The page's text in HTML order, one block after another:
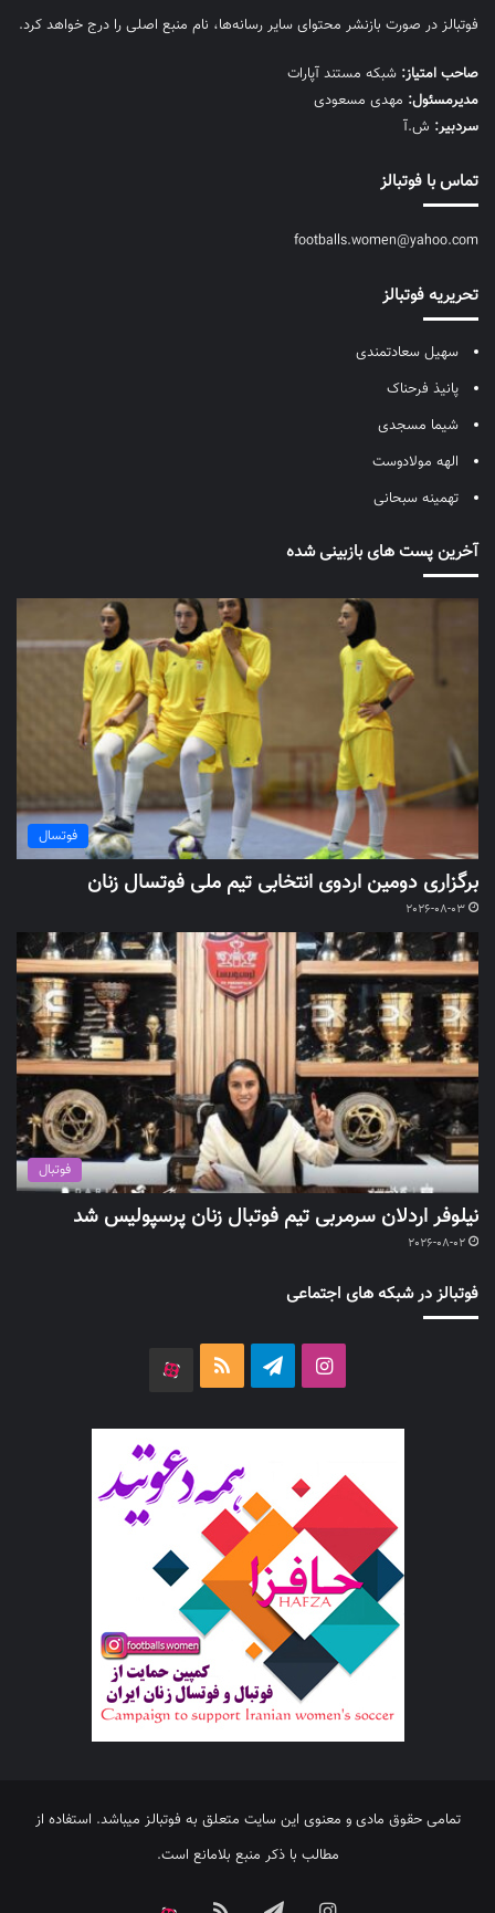
فوتبالز در صورت بازنشر محتوای سایر رسانه‌ها، نام منبع اصلی را درج خواهد کرد.
صاحب امتیاز: شبکه مستند آپارات
مديرمسئول: مهدی مسعودی
سردبیر: ش.آ
تماس با فوتبالز
footballs.women@yahoo.com
تحریریه فوتبالز
سهیل سعادتمندی
پانیذ فرحناک
شیما مسجدی
الهه مولادوست
تهمینه سبحانی
آخرین پست های بازبینی شده
فوتسال
برگزاری دومین اردوی انتخابی تیم ملی فوتسال زنان
2026-08-03
فوتبال
نیلوفر اردلان سرمربی تیم فوتبال زنان پرسپولیس شد
2026-08-02
فوتبالز در شبکه های اجتماعی
اینستاگرامتلگرام خوراک
تمامی حقوق مادی و معنوی این سایت متعلق به فوتبالز میباشد. استفاده از
مطالب با ذکر منبع بلامانع است.